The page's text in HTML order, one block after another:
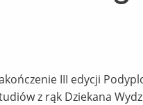
III edycji
z rąk Dziekana